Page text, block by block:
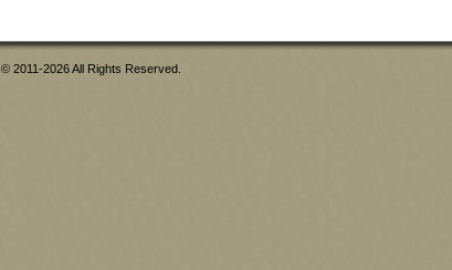
© 2011-2026 All Rights Reserved.